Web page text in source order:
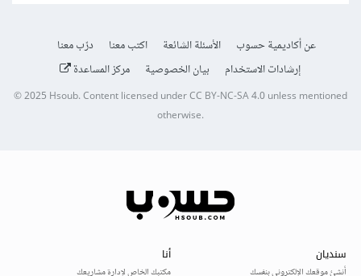
عن أكاديمية حسوب الأسئلة الشائعة اكتب معنا
درّب معنا
إرشادات الاستخدام
بيان الخصوصية مركز المساعدة
© 2025Hsoub.Content licensed underCC BY-NC-SA 4.0unless mentioned
otherwise.